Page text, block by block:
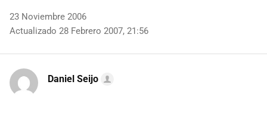
23 Noviembre 2006
Actualizado 28 Febrero 2007, 21:56
Daniel Seijo